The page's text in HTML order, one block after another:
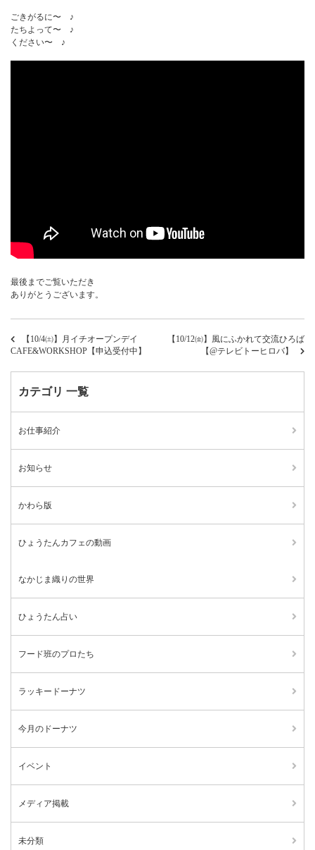
ごきがるに〜 ♪
たちよって〜 ♪
ください〜 ♪
最後までご覧いただき
ありがとうございます。
【10/4㈯】月イチオープンデイ
CAFE&WORKSHOP【申込受付中】
【10/12㈮】風にふかれて交流ひろば
【@テレビトーヒロバ】
カテゴリ 一覧
お仕事紹介
お知らせ
かわら版
ひょうたんカフェの動画
なかじま織りの世界
ひょうたん占い
フード班のプロたち
ラッキードーナツ
今月のドーナツ
イベント
メディア掲載
未分類